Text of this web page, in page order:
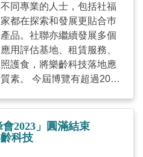
造智慧生活，實踐居家安
士提供便利，提升生活質
。社聯將繼續作為平台連
化帶來的機遇，共同推動
年11月29日《AM730–
同專業的人士，包括社福
都在探索和發展更貼合巿
品。社聯亦繼續發展多個
用評估基地、租賃服務、
護食，將樂齡科技落地應
素。 今屆博覽有超過200
，設有四大特色主題館，
、「遠程復康訓練平
用評估體驗館」及「照
色展區，包括「線上支援
會2023」圓滿結束
科技